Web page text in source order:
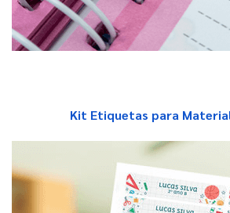
Kit Etiquetas para